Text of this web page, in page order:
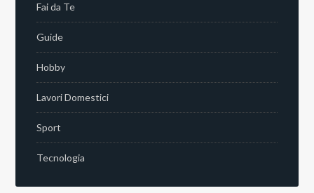
Fai da Te
Guide
Hobby
Lavori Domestici
Sport
Tecnologia